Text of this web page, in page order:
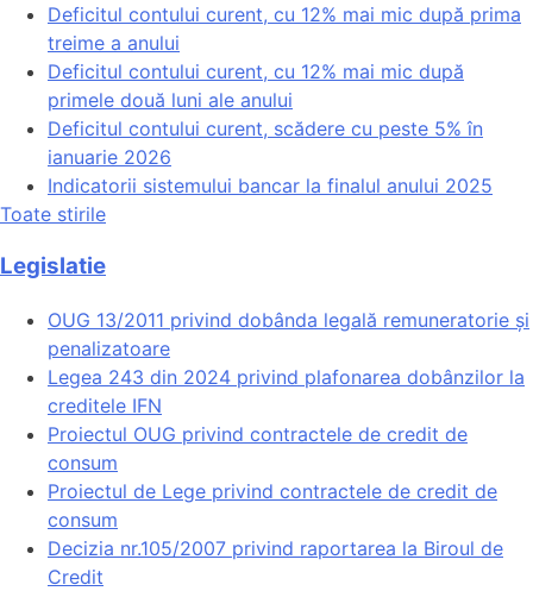
Deficitul contului curent, cu 12% mai mic după prima
treime a anului
Deficitul contului curent, cu 12% mai mic după
primele două luni ale anului
Deficitul contului curent, scădere cu peste 5% în
ianuarie 2026
Indicatorii sistemului bancar la finalul anului 2025
Toate stirile
Legislatie
OUG 13/2011 privind dobânda legală remuneratorie și
penalizatoare
Legea 243 din 2024 privind plafonarea dobânzilor la
creditele IFN
Proiectul OUG privind contractele de credit de
consum
Proiectul de Lege privind contractele de credit de
consum
Decizia nr.105/2007 privind raportarea la Biroul de
Credit